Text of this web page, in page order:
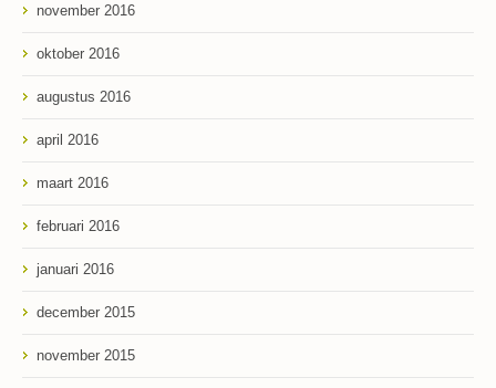
november 2016
oktober 2016
augustus 2016
april 2016
maart 2016
februari 2016
januari 2016
december 2015
november 2015